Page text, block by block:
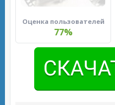
Оценка пользователей
77%